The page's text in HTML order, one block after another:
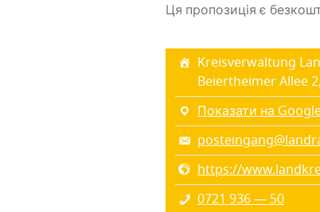
Ця пропозиція є
Kreisverwaltung
Beiertheimer Allee
Показати на
https://
0721 936 — 50